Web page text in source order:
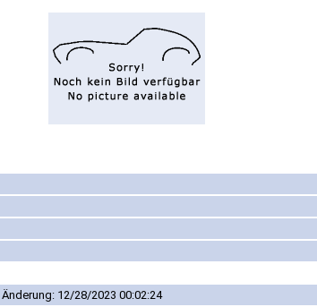
12/28/2023 00:02:24